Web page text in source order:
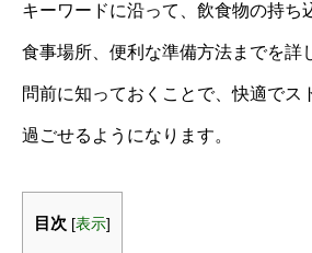
キーワードに沿って、飲食物の持ち
食事場所、便利な準備方法までを詳
問前に知っておくことで、快適でス
過ごせるようになります。
目次 [表示]